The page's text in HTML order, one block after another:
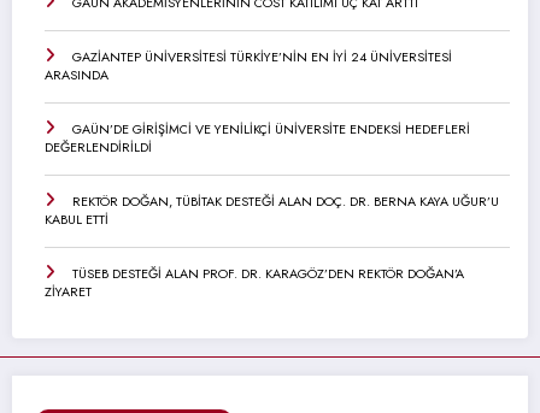
GAZİANTEP ÜNİVERSİTESİ TÜRKİYE’NİN EN İYİ 24 ÜNİVERSİTESİ
ARASINDA
GAÜN’DE GİRİŞİMCİ VE YENİLİKÇİ ÜNİVERSİTE ENDEKSİ HEDEFLERİ
DEĞERLENDİRİLDİ
REKTÖR DOĞAN, TÜBİTAK DESTEĞİ ALAN DOÇ. DR. BERNA KAYA UĞUR’U
KABUL ETTİ
TÜSEB DESTEĞİ ALAN PROF. DR. KARAGÖZ’DEN REKTÖR DOĞAN’A
ZİYARET